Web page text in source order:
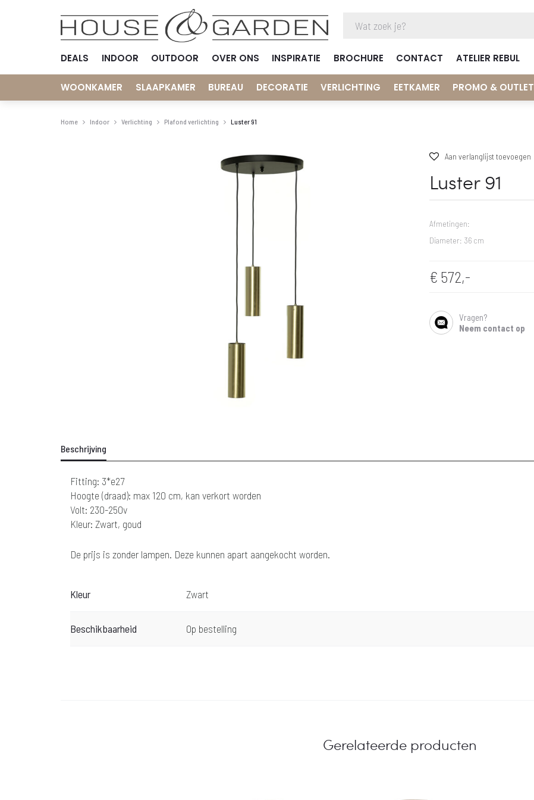
DEALS INDOOR OUTDOOR OVER ONS INSPIRATIE BROCHURE CONTACT ATELIER REBUL
WOONKAMER SLAAPKAMER BUREAU DECORATIE VERLICHTING EETKAMER PROMO & OUTLET
Home Indoor Verlichting Plafond verlichting Luster 91
Aan verlanglijst toevoegen
Luster 91
Afmetingen:
Diameter: 36 cm
€ 572,-
SHARE
Vragen?
Neem contact op
Beschrijving
Fitting: 3*e27
Hoogte (draad): max 120 cm, kan verkort worden
Volt: 230-250v
Kleur: Zwart, goud
De prijs is zonder lampen. Deze kunnen apart aangekocht worden.
Kleur Zwart
Beschikbaarheid Op bestelling
Gerelateerde producten